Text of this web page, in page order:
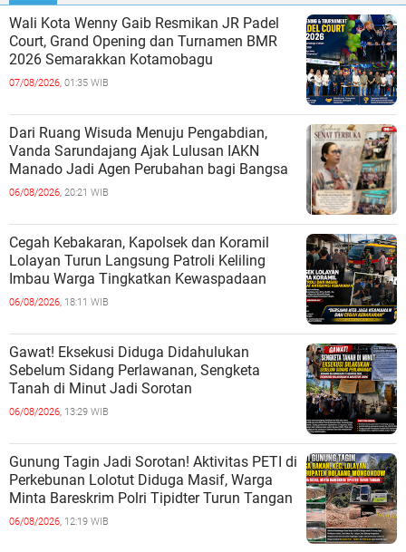
Wali Kota Wenny Gaib Resmikan JR Padel
Court, Grand Opening dan Turnamen BMR
2026 Semarakkan Kotamobagu
07/08/2026, 01:35 WIB
Dari Ruang Wisuda Menuju Pengabdian,
Vanda Sarundajang Ajak Lulusan IAKN
Manado Jadi Agen Perubahan bagi Bangsa
06/08/2026, 20:21 WIB
Cegah Kebakaran, Kapolsek dan Koramil
Lolayan Turun Langsung Patroli Keliling
Imbau Warga Tingkatkan Kewaspadaan
06/08/2026, 18:11 WIB
Gawat! Eksekusi Diduga Didahulukan
Sebelum Sidang Perlawanan, Sengketa
Tanah di Minut Jadi Sorotan
06/08/2026, 13:29 WIB
Gunung Tagin Jadi Sorotan! Aktivitas PETI di
Perkebunan Lolotut Diduga Masif, Warga
Minta Bareskrim Polri Tipidter Turun Tangan
06/08/2026, 12:19 WIB